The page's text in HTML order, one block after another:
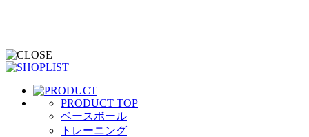
PRODUCT TOP
ベースボール
トレーニング